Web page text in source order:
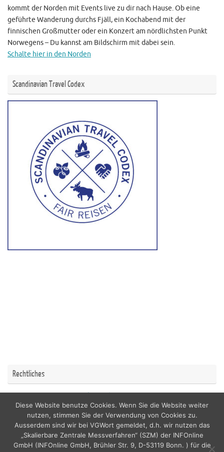
kommt der Norden mit Events live zu dir nach Hause. Ob eine
geführte Wanderung durchs Fjäll, ein Kochabend mit der
finnischen Großmutter oder ein Konzert am nördlichsten Punkt
Norwegens – Du kannst am Bildschirm mit dabei sein.
Schalte hier in den Norden
Scandinavian Travel Codex
Rechtliches
Impressum Datenschutzerklärung
Diese Website benutze Cookies. Wenn Sie die Website weiter
nutzen, stimmen Sie der Verwendung von Cookies zu.
Ausserdem sind wir bei VGWort gemeldet, d.h. wir nutzen das
„Skalierbare Zentrale Messverfahren“ (SZM) der INFOnline
GmbH (INFOnline GmbH, Brühler Str. 9, D-53119 Bonn. ) für die